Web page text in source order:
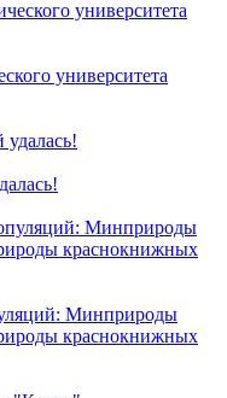
университета
Минприроды
краснокнижных